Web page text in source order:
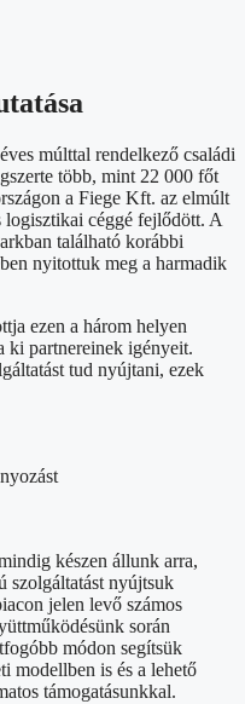
múlttal rendelkező családi
több, mint 22 000 főt
a Fiege Kft. az elmúlt
logisztikai céggé fejlődött. A
található korábbi
nyitottuk meg a harmadik
ezen a három helyen
ki partnereinek igényeit.
tud nyújtani, ezek
készen állunk arra,
szolgáltatást nyújtsuk
jelen levő számos
során
módon segítsük
modellben is és a lehető
támogatásunkkal.